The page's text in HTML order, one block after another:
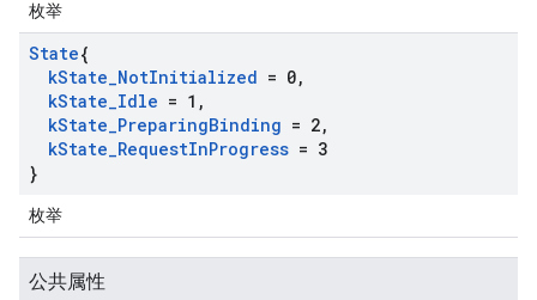
枚举
State{
kState_NotInitialized = 0,
kState_Idle = 1 ,
kState_PreparingBinding = 2,
kState_RequestInProgress = 3
}
枚举
公共属性